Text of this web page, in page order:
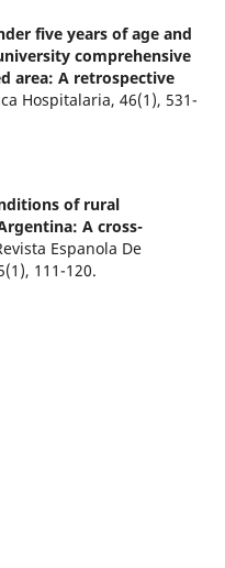
five years of age and
comprehensive
area: A retrospective
Hospitalaria, 46(1), 531-
of rural
A cross-
Espanola De
(1), 111-120.